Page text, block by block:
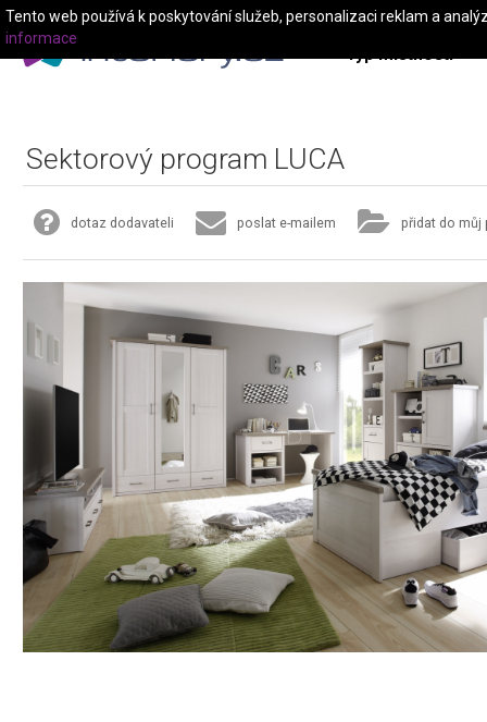
Typ místnosti
Sektorový program LUCA
dotaz dodavateli poslat e-mailem přidat do můj
Tento web používá k poskytování služeb, personalizaci reklam a
informace